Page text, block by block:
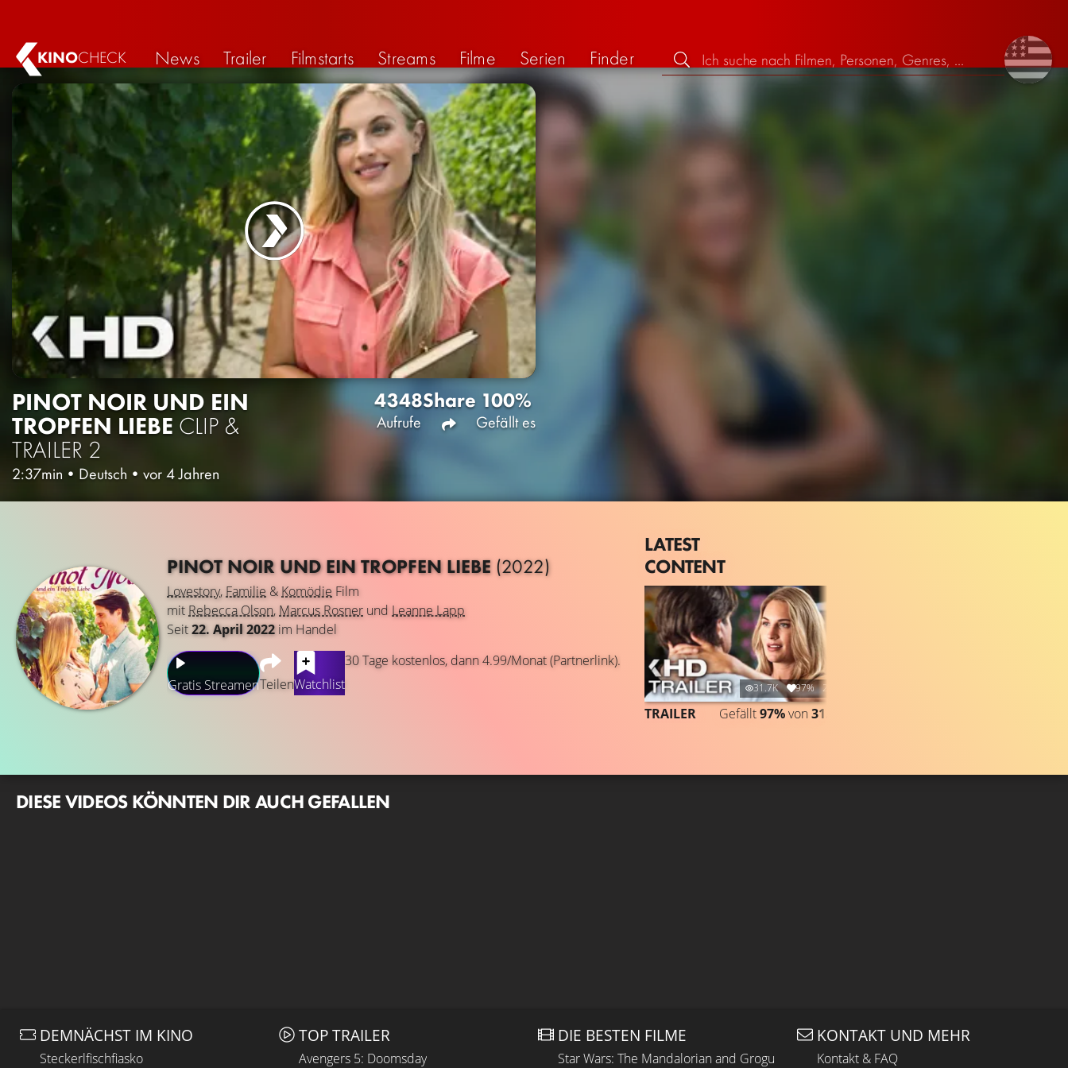
KINOCHECK News Trailer Filmstarts Streams Filme Serien Finder
PINOT NOIR UND EIN
TROPFEN LIEBE CLIP &
TRAILER 2
2:37min • Deutsch • vor 4 Jahren
4348
Aufrufe
Share 100%
Gefällt es
PINOT NOIR UND EIN TROPFEN LIEBE(2022)
Lovestory, Familie & Komödie Film
mit Rebecca Olson, Marcus Rosner und Leanne Lapp
Seit22. April 2022im Handel
Gratis StreamenTeilenWatchlist
30 Tage kostenlos, dann 4.99/Monat (Partnerlink).
LATEST
CONTENT
31.7K 97% 2:17
TRAILER Gefällt97%von31.739
DIESE VIDEOS KÖNNTEN DIR AUCH GEFALLEN
DEMNÄCHST IM KINO
Steckerlfischfiasko
TOP TRAILER
Avengers 5: Doomsday
DIE BESTEN FILME
Star Wars: The Mandalorian and Grogu
KONTAKT UND MEHR
Kontakt & FAQ